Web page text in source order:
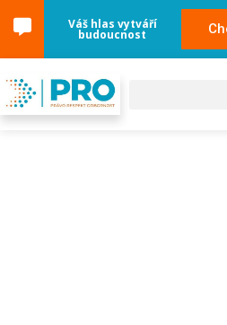
Váš hlas vytváří
budoucnost